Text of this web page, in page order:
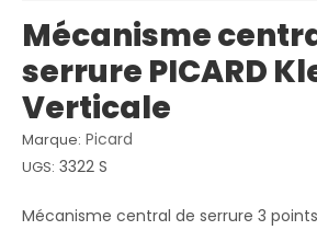
Mécanisme
serrure PICARD
Verticale
Marque: Picard
UGS: 3322 S
Mécanisme central de serrure 3